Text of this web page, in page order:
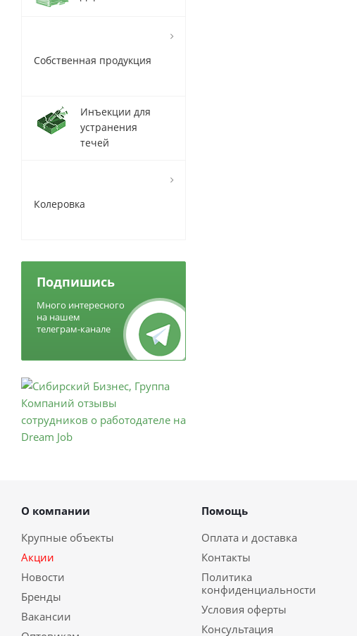
Собственная продукция
Инъекции для
устранения
течей
Колеровка
Подпишись
Много интересного
на нашем
телеграм-канале
О компании
Крупные объекты
Акции
Новости
Бренды
Вакансии
Помощь
Оплата и доставка
Контакты
Политика
конфиденциальности
Условия оферты
Консультация